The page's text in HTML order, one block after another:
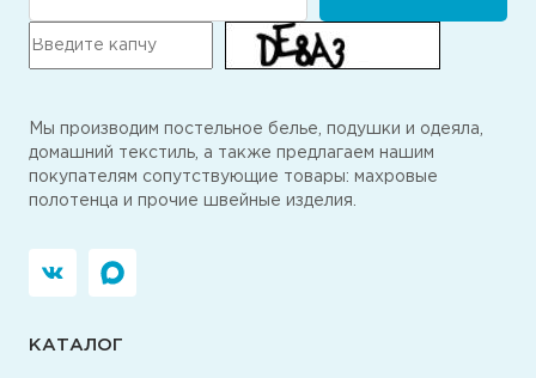
Мы производим постельное белье, подушки и одеяла,
домашний текстиль, а также предлагаем нашим
покупателям сопутствующие товары: махровые
полотенца и прочие швейные изделия.
КАТАЛОГ